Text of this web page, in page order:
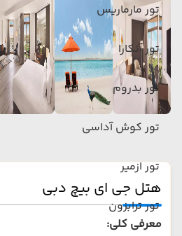
تور مارماریس
تور آنکارا
تور بدروم
تور کوش آداسی
تور ازمیر
تور ترابزون
هتل جی ای بیچ دبی
معرفی کلی: